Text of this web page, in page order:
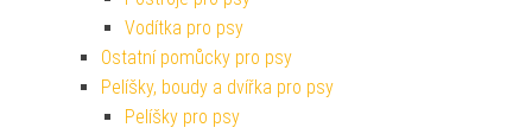
Vodítka pro psy
Ostatní pomůcky pro psy
Pelíšky, boudy a dvířka pro psy
Pelíšky pro psy